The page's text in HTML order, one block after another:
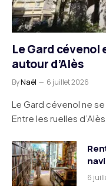
Le Gard
autour d’Alès
ByNaël 6 juillet 2026
Le Gard cévenol ne
Entre les ruelles d’Alès
6